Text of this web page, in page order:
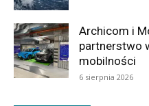
Archicom i
partnerstwo
mobilności
6 sierpnia 2026